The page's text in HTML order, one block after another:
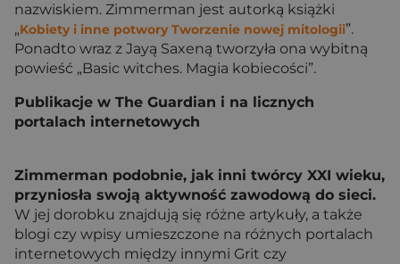
nazwiskiem. Zimmerman jest autorką książki
„Kobiety i inne potwory Tworzenie nowej mitologii”.
Ponadto wraz z Jayą Saxeną tworzyła ona wybitną
powieść „Basic witches. Magia kobiecości”.
Publikacje w The Guardian i na licznych
portalach internetowych
Zimmerman podobnie, jak inni twórcy XXI wieku,
przyniosła swoją aktywność zawodową do sieci.
W jej dorobku znajdują się różne artykuły, a także
blogi czy wpisy umieszczone na różnych portalach
internetowych między innymi Grit czy